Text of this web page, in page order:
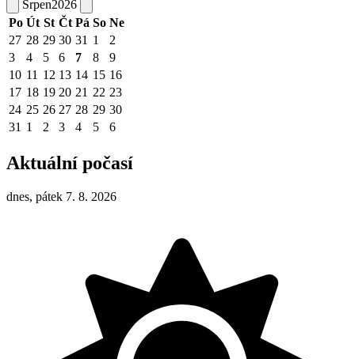
Srpen2026
Po Út St Čt Pá So Ne
27 28 29 30 31 1
2
3
4 5 6 7 8
9
10 11 12 13 14 15 16
17 18 19 20 21 22 23
24 25 26 27 28 29 30
31 1 2 3 4 5 6
Aktuální počasí
dnes, pátek 7. 8. 2026